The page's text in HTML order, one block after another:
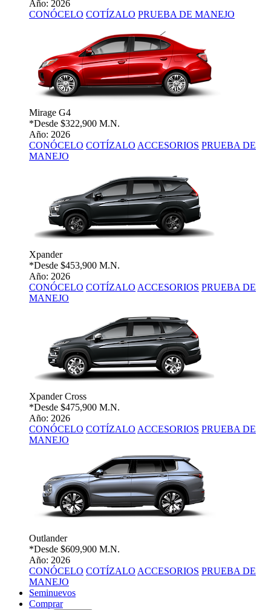
Año: 2026
CONÓCELO COTÍZALO PRUEBA DE MANEJO
Mirage G4
*Desde $322,900 M.N.
Año: 2026
CONÓCELO COTÍZALO ACCESORIOS PRUEBA DE
MANEJO
Xpander
*Desde $453,900 M.N.
Año: 2026
CONÓCELO COTÍZALO ACCESORIOS PRUEBA DE
MANEJO
Xpander Cross
*Desde $475,900 M.N.
Año: 2026
CONÓCELO COTÍZALO ACCESORIOS PRUEBA DE
MANEJO
Outlander
*Desde $609,900 M.N.
Año: 2026
CONÓCELO COTÍZALO ACCESORIOS PRUEBA DE
MANEJO
Seminuevos
Comprar